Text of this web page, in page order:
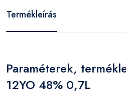
Termékleírás
Paraméterek,
12YO 48% 0,7L